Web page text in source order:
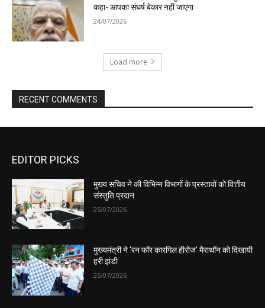
EDITOR PICKS
मुख्य सचिव ने की विभिन्न विभागों के प्रस्तावों को वित्तीय
संस्तुति प्रदान
25/07/2026
मुख्यमंत्री ने ‘रन फॉर कारगिल हीरोज’ मैराथॉन को दिखायी
हरी झंडी
25/07/2026